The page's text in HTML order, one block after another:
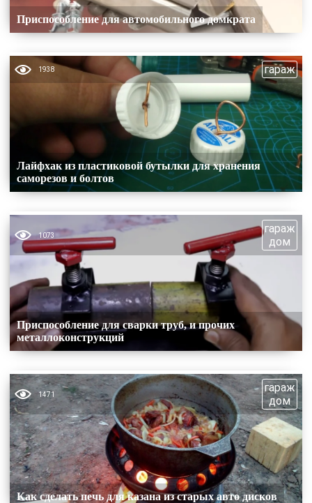
Приспособление для автомобильного домкрата
1938 гараж
Лайфхак из пластиковой бутылки для хранения
саморезов и болтов
1073
гараж
дом
Приспособление для сварки труб, и прочих
металлоконструкций
1471
гараж
дом
Как сделать печь для казана из старых авто дисков